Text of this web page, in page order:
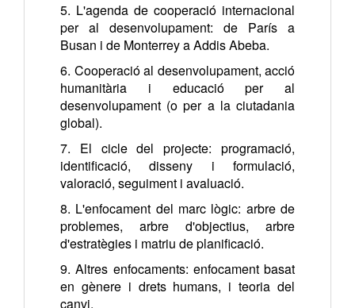
5. L'agenda de cooperació internacional
per al desenvolupament: de París a
Busan i de Monterrey a Addis Abeba.
6. Cooperació al desenvolupament, acció
humanitària i educació per al
desenvolupament (o per a la ciutadania
global).
7. El cicle del projecte: programació,
identificació, disseny i formulació,
valoració, seguiment i avaluació.
8. L'enfocament del marc lògic: arbre de
problemes, arbre d'objectius, arbre
d'estratègies i matriu de planificació.
9. Altres enfocaments: enfocament basat
en gènere i drets humans, i teoria del
canvi.